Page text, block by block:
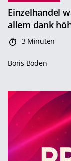
Einzelhandel
allem dank
3 Minuten
Boris Boden